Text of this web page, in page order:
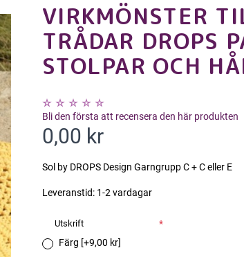
VIRKMÖNSTER
TRÅDAR DROPS
STOLPAR OCH
Bli den första att recensera den här produkten
0,00 kr
Sol by DROPS Design Garngrupp C + C eller E
Leveranstid: 1-2 vardagar
Utskrift
*
Färg [+9,00 kr]